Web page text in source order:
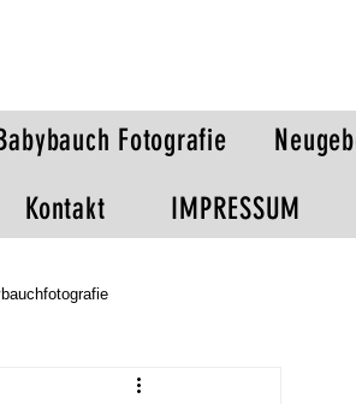
Fotografie
Kontakt IMPRESSUM